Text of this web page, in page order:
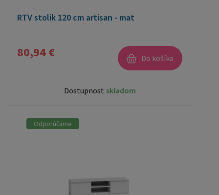
RTV stolik 120 cm artisan - mat
80,94 € Do košíka
Dostupnosť: skladom
Odporúčame